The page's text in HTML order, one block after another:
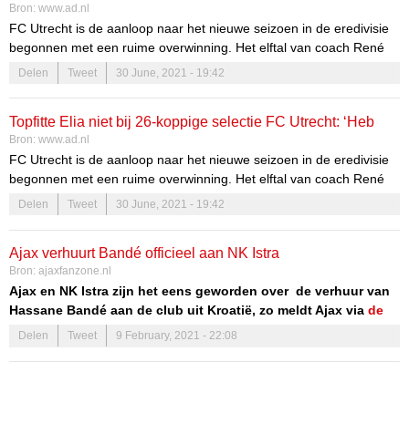
andere keuzes gemaakt’
Bron: www.ad.nl
FC Utrecht is de aanloop naar het nieuwe seizoen in de eredivisie
begonnen met een ruime overwinning. Het elftal van coach René
Hake zette KV Mechelen met 7-2 aan de kant. Wat vooral opviel:
het ontbreken van een fitte Eljero Elia.
Delen Tweet 30 June, 2021 - 19:42
Topfitte Elia niet bij 26-koppige selectie FC Utrecht: ‘Heb
andere keuzes gemaakt’
Bron: www.ad.nl
FC Utrecht is de aanloop naar het nieuwe seizoen in de eredivisie
begonnen met een ruime overwinning. Het elftal van coach René
Hake zette KV Mechelen met 7-2 aan de kant. Wat vooral opviel:
het ontbreken van een fitte Eljero Elia.
Delen Tweet 30 June, 2021 - 19:42
Ajax verhuurt Bandé officieel aan NK Istra
Bron: ajaxfanzone.nl
Ajax en NK Istra zijn het eens geworden over de verhuur van
Hassane Bandé aan de club uit Kroatië, zo meldt Ajax via de
officiële website
. Bandé, die eerder door Ajax werd verhuurd
aan FC Thun, gaat voor anderhalf jaar aan de slag bij NK Istra
Delen Tweet 9 February, 2021 - 22:08